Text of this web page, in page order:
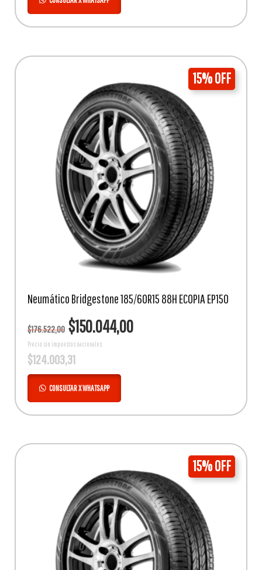
15% OFF
Neumático Bridgestone 185/60R15 88H ECOPIA EP150
$176.522,00
El
precio
original
era:
$150.044,00precio
Precio sin impuestos nacionales:
$124.003,31
CONSULTAR X WHATSAPP
15% OFF